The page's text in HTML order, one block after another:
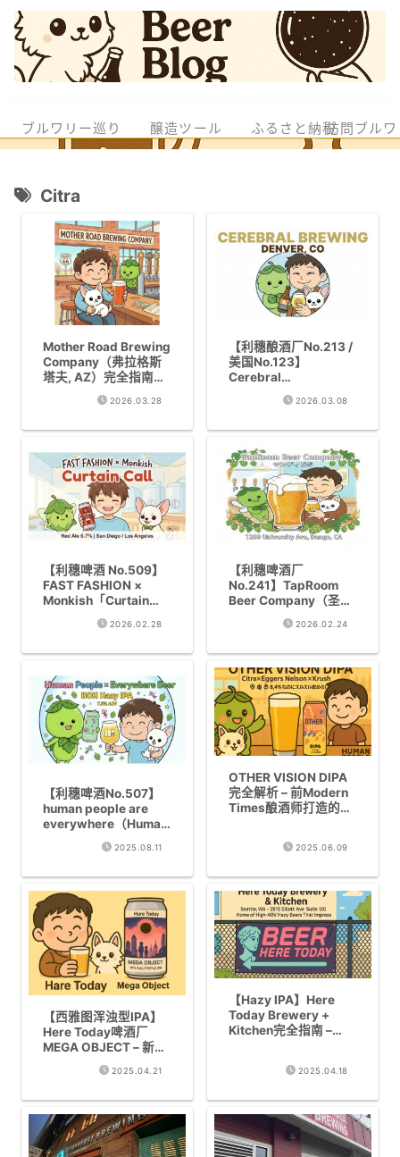
ブルワリー巡り 醸造ツール ふるさと納税訪問ブル
Citra
Mother Road Brewing
Company（弗拉格斯
塔夫, AZ）完全指南｜
亚利桑那州第一
IPA「Tower Station」
2026.03.28
【利穗酿酒厂No.213 /
美国No.123】
Cerebral
Brewing（丹佛, CO）
｜Untappd丹佛最高评
2026.03.08
【利穗啤酒 No.509】
FAST FASHION ×
Monkish「Curtain
Call」Red Ale 6.7%
评测｜巧克力甜甜圈×
2026.02.28
【利穗啤酒厂
No.241】TapRoom
Beer Company（圣地
亚哥・North Park）｜
GABF2025铜奖！鲜啤
2026.02.24
【利穗啤酒No.507】
human people are
everywhere（Human
People × Everywhere
Beer）｜DDH Hazy
2025.08.11
OTHER VISION DIPA
完全解析 – 前Modern
Times酿酒师打造的杰
2025.06.09
【西雅图浑浊型IPA】
Here Today啤酒厂
MEGA OBJECT – 新任
首席酿酒师打造的松脂
感与多汁口感绝佳平衡
2025.04.21
【Hazy IPA】Here
Today Brewery +
Kitchen完全指南 –
2025.04.18